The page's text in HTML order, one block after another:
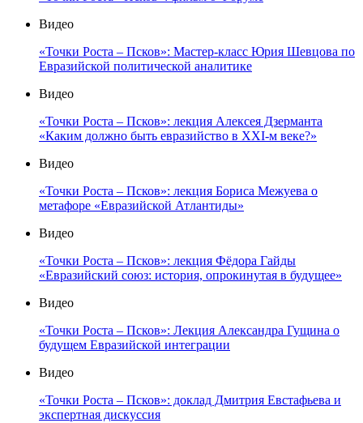
Видео
«Точки Роста – Псков»: Мастер-класс Юрия Шевцова по
Евразийской политической аналитике
Видео
«Точки Роста – Псков»: лекция Алексея Дзерманта
«Каким должно быть евразийство в XXI-м веке?»
Видео
«Точки Роста – Псков»: лекция Бориса Межуева о
метафоре «Евразийской Атлантиды»
Видео
«Точки Роста – Псков»: лекция Фёдора Гайды
«Евразийский союз: история, опрокинутая в будущее»
Видео
«Точки Роста – Псков»: Лекция Александра Гущина о
будущем Евразийской интеграции
Видео
«Точки Роста – Псков»: доклад Дмитрия Евстафьева и
экспертная дискуссия